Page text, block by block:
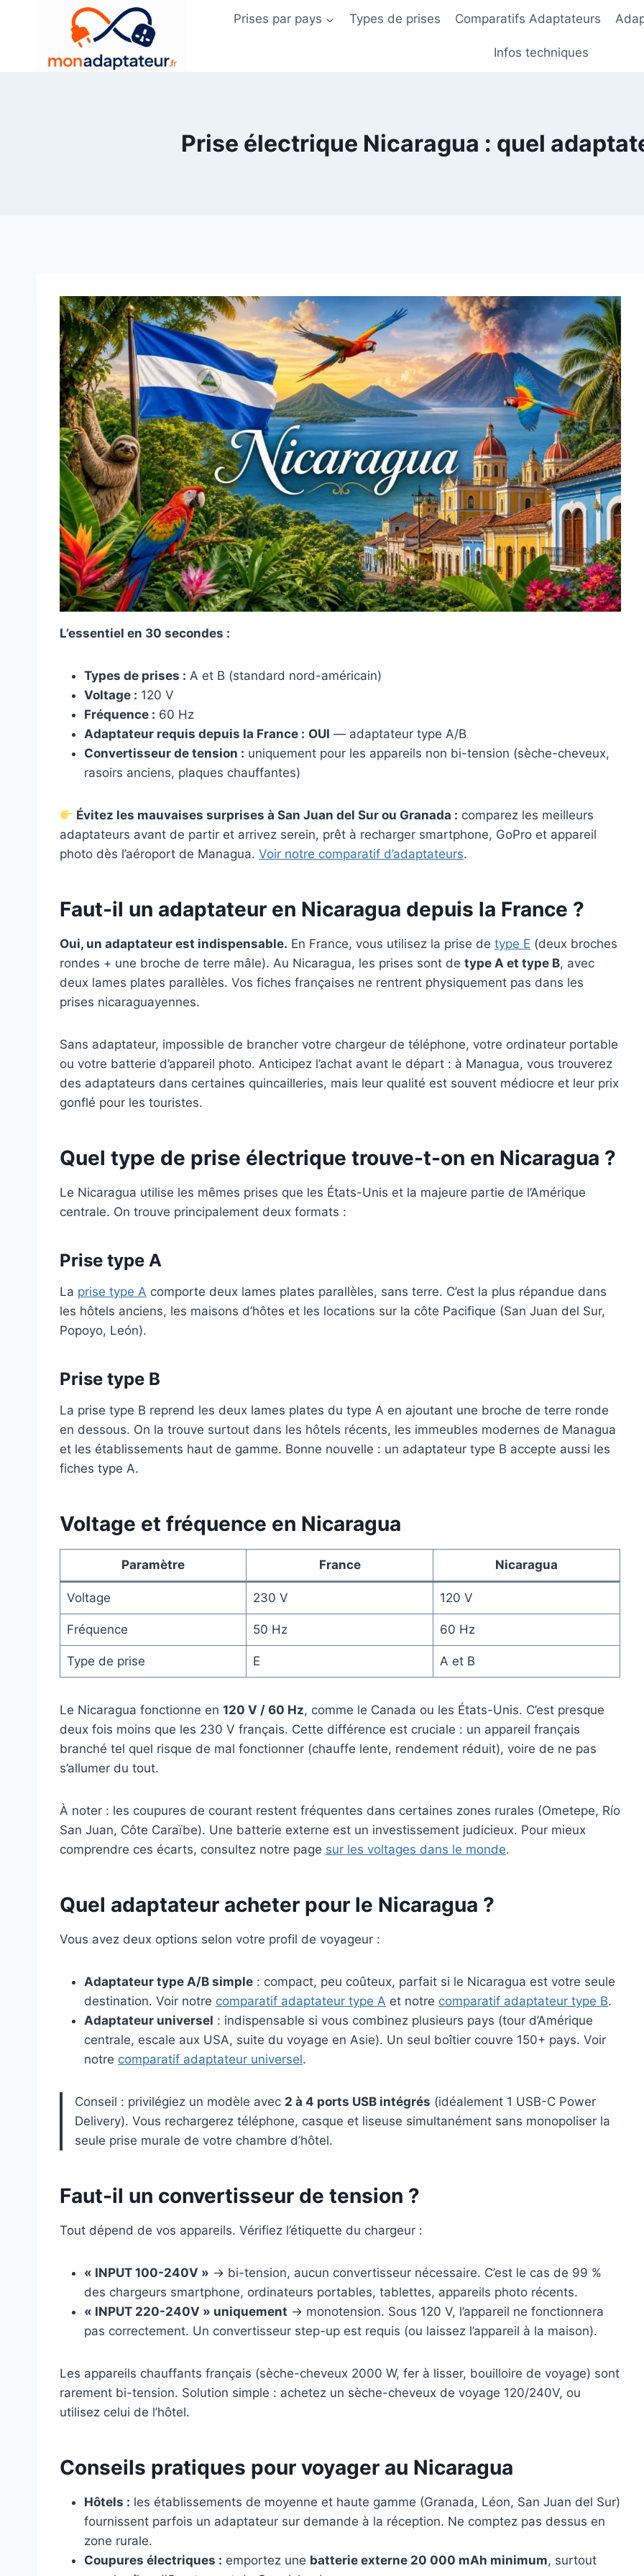
Prises par pays Types de prises Comparatifs Adaptateurs
Infos techniques
Prise électrique Nicaragua : quel
L’essentiel en 30 secondes :
Types de prises : A et B (standard nord-américain)
Voltage : 120 V
Fréquence : 60 Hz
Adaptateur requis depuis la France : OUI — adaptateur type A/B
Convertisseur de tension : uniquement pour les appareils non bi-tension (sèche-cheveux,
rasoirs anciens, plaques chauffantes)
Évitez les mauvaises surprises à San Juan del Sur ou Granada : comparez les meilleurs
adaptateurs avant de partir et arrivez serein, prêt à recharger smartphone, GoPro et appareil
photo dès l’aéroport de Managua. Voir notre comparatif d’adaptateurs.
Faut-il un adaptateur en Nicaragua depuis la France ?
Oui, un adaptateur est indispensable. En France, vous utilisez la prise de type E (deux broches
rondes + une broche de terre mâle). Au Nicaragua, les prises sont de type A et type B, avec
deux lames plates parallèles. Vos fiches françaises ne rentrent physiquement pas dans les
prises nicaraguayennes.
Sans adaptateur, impossible de brancher votre chargeur de téléphone, votre ordinateur portable
ou votre batterie d’appareil photo. Anticipez l’achat avant le départ : à Managua, vous trouverez
des adaptateurs dans certaines quincailleries, mais leur qualité est souvent médiocre et leur prix
gonflé pour les touristes.
Quel type de prise électrique trouve-t-on en Nicaragua ?
Le Nicaragua utilise les mêmes prises que les États-Unis et la majeure partie de l’Amérique
centrale. On trouve principalement deux formats :
Prise type A
La prise type A comporte deux lames plates parallèles, sans terre. C’est la plus répandue dans
les hôtels anciens, les maisons d’hôtes et les locations sur la côte Pacifique (San Juan del Sur,
Popoyo, León).
Prise type B
La prise type B reprend les deux lames plates du type A en ajoutant une broche de terre ronde
en dessous. On la trouve surtout dans les hôtels récents, les immeubles modernes de Managua
et les établissements haut de gamme. Bonne nouvelle : un adaptateur type B accepte aussi les
fiches type A.
Voltage et fréquence en Nicaragua
Paramètre France Nicaragua
Voltage 230 V 120 V
Fréquence 50 Hz 60 Hz
Type de prise E A et B
Le Nicaragua fonctionne en 120 V / 60 Hz, comme le Canada ou les États-Unis. C’est presque
deux fois moins que les 230 V français. Cette différence est cruciale : un appareil français
branché tel quel risque de mal fonctionner (chauffe lente, rendement réduit), voire de ne pas
s’allumer du tout.
À noter : les coupures de courant restent fréquentes dans certaines zones rurales (Ometepe, Río
San Juan, Côte Caraïbe). Une batterie externe est un investissement judicieux. Pour mieux
comprendre ces écarts, consultez notre page sur les voltages dans le monde.
Quel adaptateur acheter pour le Nicaragua ?
Vous avez deux options selon votre profil de voyageur :
Adaptateur type A/B simple : compact, peu coûteux, parfait si le Nicaragua est votre seule
destination. Voir notre comparatif adaptateur type A et notre comparatif adaptateur type B.
Adaptateur universel : indispensable si vous combinez plusieurs pays (tour d’Amérique
centrale, escale aux USA, suite du voyage en Asie). Un seul boîtier couvre 150+ pays. Voir
notre comparatif adaptateur universel.
Conseil : privilégiez un modèle avec 2 à 4 ports USB intégrés (idéalement 1 USB-C Power
Delivery). Vous rechargerez téléphone, casque et liseuse simultanément sans monopoliser la
seule prise murale de votre chambre d’hôtel.
Faut-il un convertisseur de tension ?
Tout dépend de vos appareils. Vérifiez l’étiquette du chargeur :
« INPUT 100-240V » → bi-tension, aucun convertisseur nécessaire. C’est le cas de 99 %
des chargeurs smartphone, ordinateurs portables, tablettes, appareils photo récents.
« INPUT 220-240V » uniquement → monotension. Sous 120 V, l’appareil ne fonctionnera
pas correctement. Un convertisseur step-up est requis (ou laissez l’appareil à la maison).
Les appareils chauffants français (sèche-cheveux 2000 W, fer à lisser, bouilloire de voyage) sont
rarement bi-tension. Solution simple : achetez un sèche-cheveux de voyage 120/240V, ou
utilisez celui de l’hôtel.
Conseils pratiques pour voyager au Nicaragua
Hôtels : les établissements de moyenne et haute gamme (Granada, Léon, San Juan del Sur)
fournissent parfois un adaptateur sur demande à la réception. Ne comptez pas dessus en
zone rurale.
Coupures électriques : emportez une batterie externe 20 000 mAh minimum, surtout